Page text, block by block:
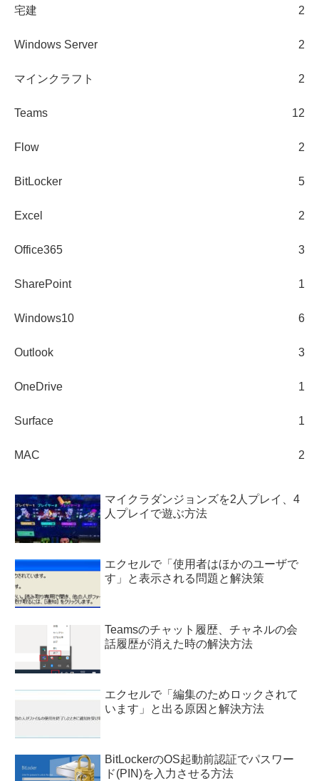
宅建 2
Windows Server 2
マインクラフト 2
Teams 12
Flow 2
BitLocker 5
Excel 2
Office365 3
SharePoint 1
Windows10 6
Outlook 3
OneDrive 1
Surface 1
MAC 2
マイクラダンジョンズを2人プレイ、4
人プレイで遊ぶ方法
エクセルで「使用者はほかのユーザで
す」と表示される問題と解決策
Teamsのチャット履歴、チャネルの会
話履歴が消えた時の解決方法
エクセルで「編集のためロックされて
います」と出る原因と解決方法
BitLockerのOS起動前認証でパスワー
ド(PIN)を入力させる方法